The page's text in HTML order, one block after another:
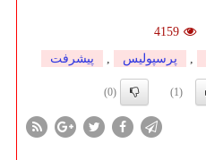
4159
, پرسپولیس , پیشرفت
(1)
(0)